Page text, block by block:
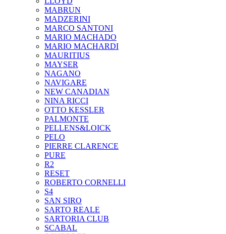
MABRUN
MADZERINI
MARCO SANTONI
MARIO MACHADO
MARIO MACHARDI
MAURITIUS
MAYSER
NAGANO
NAVIGARE
NEW CANADIAN
NINA RICCI
OTTO KESSLER
PALMONTE
PELLENS&LOICK
PELO
PIERRE CLARENCE
PURE
R2
RESET
ROBERTO CORNELLI
S4
SAN SIRO
SARTO REALE
SARTORIA CLUB
SCABAL